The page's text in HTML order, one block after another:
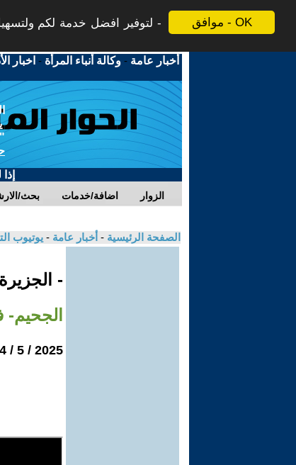
موافق - OK
لتوفير افضل خدمة لكم
أخبار عامة -وكالة أنباء المرأة - اخبار
بحث/ اضافة/خدمات الزوار
الصفحة الرئيسية - أخبار عامة - يوتيوب
- الجزيرة
2025 / 5 / 14